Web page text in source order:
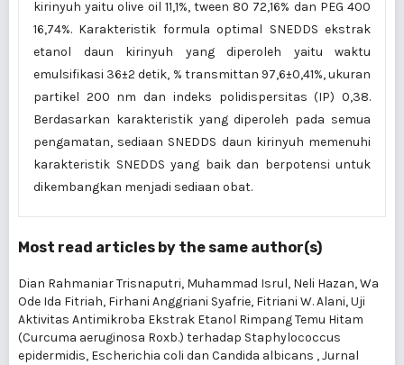
kirinyuh yaitu olive oil 11,1%, tween 80 72,16% dan PEG 400
16,74%. Karakteristik formula optimal SNEDDS ekstrak
etanol daun kirinyuh yang diperoleh yaitu waktu
emulsifikasi 36±2 detik, % transmittan 97,6±0,41%, ukuran
partikel 200 nm dan indeks polidispersitas (IP) 0,38.
Berdasarkan karakteristik yang diperoleh pada semua
pengamatan, sediaan SNEDDS daun kirinyuh memenuhi
karakteristik SNEDDS yang baik dan berpotensi untuk
dikembangkan menjadi sediaan obat.
Most read articles by the same author(s)
Dian Rahmaniar Trisnaputri, Muhammad Isrul, Neli Hazan, Wa
Ode Ida Fitriah, Firhani Anggriani Syafrie, Fitriani W. Alani,Uji
Aktivitas Antimikroba Ekstrak Etanol Rimpang Temu Hitam
(Curcuma aeruginosa Roxb.) terhadap Staphylococcus
epidermidis, Escherichia coli dan Candida albicans ,Jurnal